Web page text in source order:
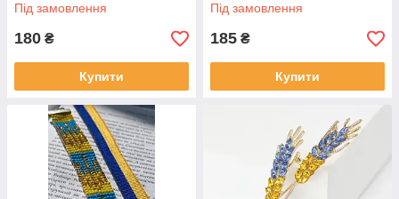
Під замовлення
180 ₴
Купити
Під замовлення
185 ₴
Купити